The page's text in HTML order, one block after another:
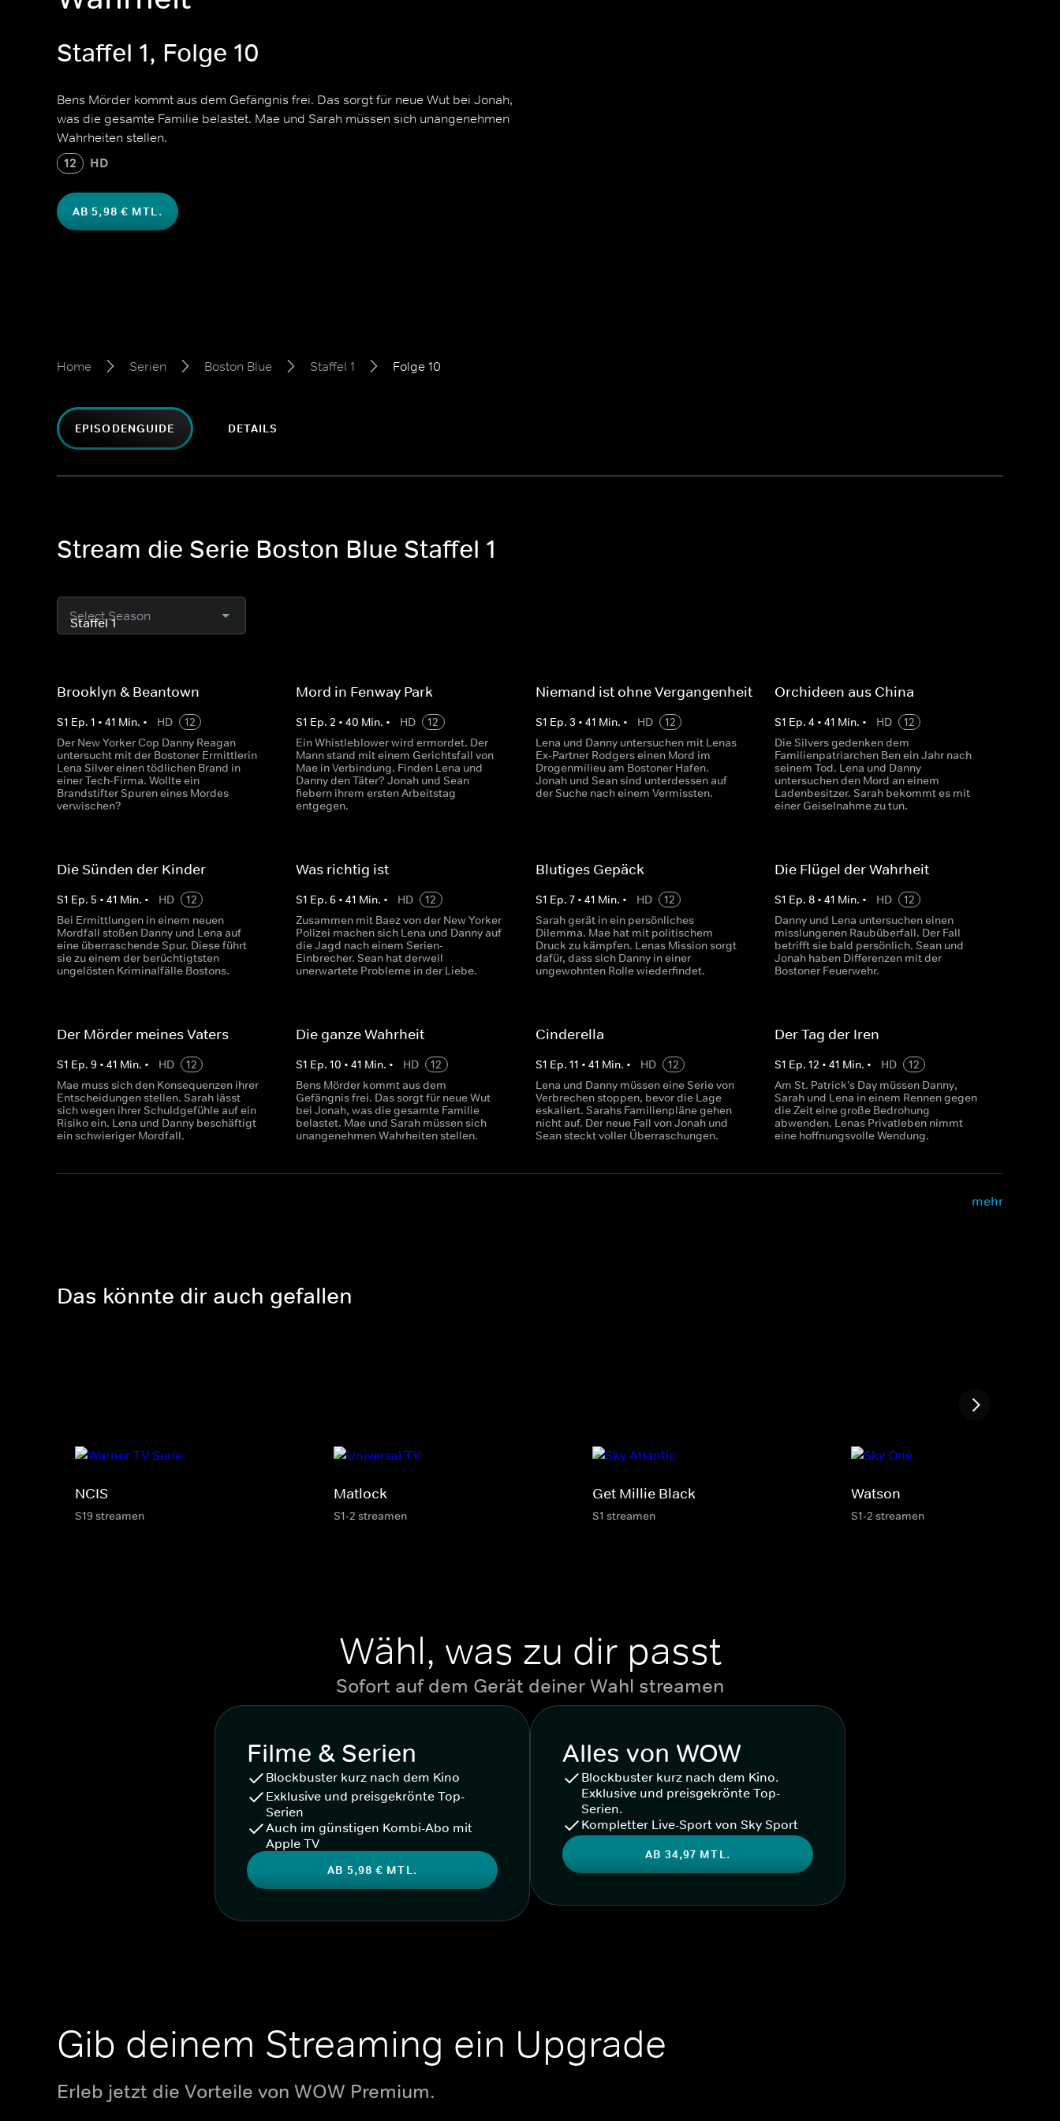
Staffel 1, Folge 10
Bens Mörder kommt aus dem Gefängnis frei. Das sorgt für neue Wut bei Jonah,
was die gesamte Familie belastet. Mae und Sarah müssen sich unangenehmen
Wahrheiten stellen.
12 HD
AB 5,98 € MTL.
Home Serien Boston Blue Staffel 1 Folge 10
EPISODENGUIDE DETAILS
Stream die Serie Boston Blue Staffel 1
Select Season
Brooklyn & Beantown
S1 Ep. 1 • 41 Min. • HD
12
Der New Yorker Cop Danny Reagan
untersucht mit der Bostoner Ermittlerin
Lena Silver einen tödlichen Brand in
einer Tech-Firma. Wollte ein
Brandstifter Spuren eines Mordes
verwischen?
Mord in Fenway Park
S1 Ep.2 •40 Min. • HD
12
Ein Whistleblower wird ermordet. Der
Mann stand mit einem Gerichtsfall von
Mae in Verbindung. Finden Lena und
Danny den Täter? Jonah und Sean
fiebern ihrem ersten Arbeitstag
entgegen.
Niemand ist ohne Vergangenheit
S1 Ep. 3 • 41 Min. • HD
12
Lena und Danny untersuchen mit Lenas
Ex-Partner Rodgers einen Mord im
Drogenmilieu am Bostoner Hafen.
Jonah und Sean sind unterdessen auf
der Suche nach einem Vermissten.
Orchideen aus China
S1 Ep. 4 • 41 Min. • HD
12
Die Silvers gedenken dem
Familienpatriarchen Ben ein Jahr nach
seinem Tod. Lena und Danny
untersuchen den Mord an einem
Ladenbesitzer. Sarah bekommt es mit
einer Geiselnahme zu tun.
Die Sünden der Kinder
S1 Ep. 5 • 41 Min. • HD
12
Bei Ermittlungen in einem neuen
Mordfall stoßen Danny und Lena auf
eine überraschende Spur. Diese führt
sie zu einem der berüchtigtsten
ungelösten Kriminalfälle Bostons.
Was richtig ist
S1 Ep.6 •41 Min. • HD
12
Zusammen mit Baez von der New Yorker
Polizei machen sich Lena und Danny auf
die Jagd nach einem Serien-
Einbrecher. Sean hat derweil
unerwartete Probleme in der Liebe.
Blutiges Gepäck
S1 Ep. 7• 41 Min. • HD
12
Sarah gerät in ein persönliches
Dilemma. Mae hat mit politischem
Druck zu kämpfen. Lenas Mission sorgt
dafür, dass sich Danny in einer
ungewohnten Rolle wiederfindet.
Die Flügel der Wahrheit
S1 Ep. 8• 41 Min. • HD
12
Danny und Lena untersuchen einen
misslungenen Raubüberfall. Der Fall
betrifft sie bald persönlich. Sean und
Jonah haben Differenzen mit der
Bostoner Feuerwehr.
Der Mörder meines Vaters
S1 Ep. 9 • 41 Min. • HD
12
Mae muss sich den Konsequenzen ihrer
Entscheidungen stellen. Sarah lässt
sich wegen ihrer Schuldgefühle auf ein
Risiko ein. Lena und Danny beschäftigt
ein schwieriger Mordfall.
Die ganze Wahrheit
S1 Ep.10 •41 Min. • HD
12
Bens Mörder kommt aus dem
Gefängnis frei. Das sorgt für neue Wut
bei Jonah, was die gesamte Familie
belastet. Mae und Sarah müssen sich
unangenehmen Wahrheiten stellen.
Cinderella
S1 Ep. 11 • 41 Min. • HD
12
Lena und Danny müssen eine Serie von
Verbrechen stoppen, bevor die Lage
eskaliert. Sarahs Familienpläne gehen
nicht auf. Der neue Fall von Jonah und
Sean steckt voller Überraschungen.
Der Tag der Iren
S1 Ep. 12 • 41 Min. • HD
12
Am St. Patrick's Day müssen Danny,
Sarah und Lena in einem Rennen gegen
die Zeit eine große Bedrohung
abwenden. Lenas Privatleben nimmt
eine hoffnungsvolle Wendung.
mehr
Das könnte dir auch gefallen
NCIS
S19 streamen
Matlock
S1-2 streamen
Get Millie Black
S1 streamen
Watson
S1-2 streamen
Wähl, was zu dir passt
Sofort auf dem Gerät deiner Wahl streamen
Filme & Serien
Blockbuster kurz nach dem Kino
Exklusive und preisgekrönte Top-
Serien
Auch im günstigen Kombi-Abo mit
Apple TV
AB 5,98 € MTL.
Alles von WOW
Blockbuster kurz nach dem Kino.
Exklusive und preisgekrönte Top-
Serien.
Kompletter Live-Sport von Sky Sport
AB 34,97 MTL.
Gib deinem Streaming ein Upgrade
Erleb jetzt die Vorteile von WOW Premium.